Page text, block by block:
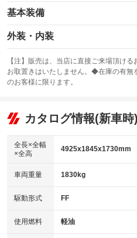
基本装備
エアバッグ：運転席/助手席/サイド
：装備あり
：装備なし
サンルーフ
：装備なし
リフトアップ
：装備なし
：装備なし
パワーウィンドウ
アイドリングストップ
：装備あり
USB入力端子
：装備あり
100V電源
：装備なし
外装・内装
カーナビ
：装備なし
TV：フルセグ
：装備あり
ビジュアル
：装備なし
：装備あり
革シート
キーレス
HID(キセノンライト)
：装備なし
バックカメラ
：装備あり
【注】販売は、当店に直接ご来場頂け
お取置きはいたしません。◆在庫の有
のお客様に限ります。
カタログ情報(新車時)
全長×全幅
×全高
4925x1845x1730mm
車両重量 1830kg
駆動形式 FF
使用燃料 軽油